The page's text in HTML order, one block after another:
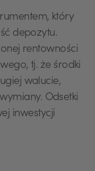
który
depozytu.
rentowności
tj. że środki
walucie,
Odsetki
inwestycji